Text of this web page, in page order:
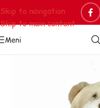
Skip to navigation
Skip to main content
Meni